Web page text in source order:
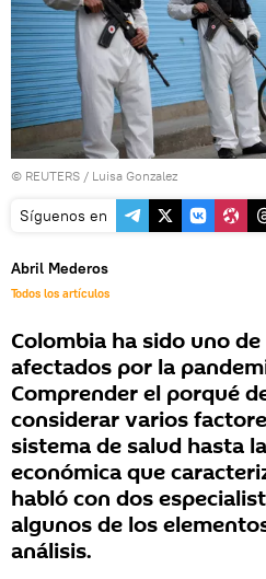
© REUTERS / Luisa Gonzalez
Síguenos en
Abril Mederos
Todos los artículos
Colombia ha sido uno
afectados por la
Comprender el porqué
considerar varios
sistema de salud hasta
económica que
habló con dos
algunos de los
análisis.